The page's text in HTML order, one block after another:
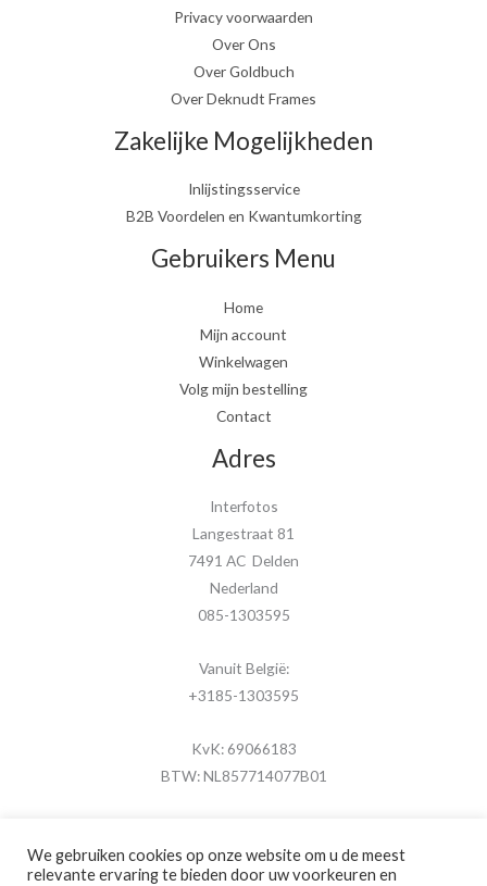
Privacy voorwaarden
Over Ons
Over Goldbuch
Over Deknudt Frames
Zakelijke Mogelijkheden
Inlijstingsservice
B2B Voordelen en Kwantumkorting
Gebruikers Menu
Home
Mijn account
Winkelwagen
Volg mijn bestelling
Contact
Adres
Interfotos
Langestraat 81
7491 AC Delden
Nederland
085-1303595
Vanuit België:
+3185-1303595
KvK: 69066183
BTW: NL857714077B01
We gebruiken cookies op onze website om u de meest
relevante ervaring te bieden door uw voorkeuren en